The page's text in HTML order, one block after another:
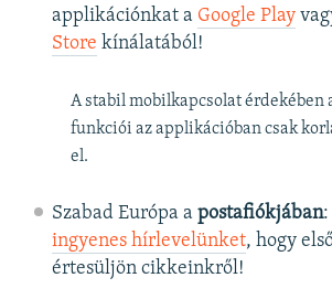
applikációnkat a Google Play
Store kínálatából!
A stabil mobilkapcsolat érdekében
funkciói az applikációban csak
el.
Szabad Európa a postafiókjában:
ingyenes hírlevelünket, hogy
értesüljön cikkeinkről!